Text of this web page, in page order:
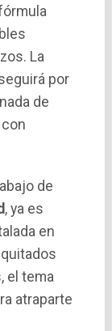
La
por
de
de
, ya es
en
el tema
atraparte